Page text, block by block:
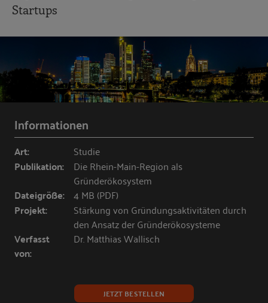
Startups
Informationen
Art: Studie
Publikation:
Die Rhein-Main-Region als
Gründerökosystem
Dateigröße: 4 MB (PDF)
Projekt:
Stärkung von Gründungsaktivitäten durch
den Ansatz der Gründerökosysteme
Verfasst
von:
Dr. Matthias Wallisch
JETZT BESTELLEN